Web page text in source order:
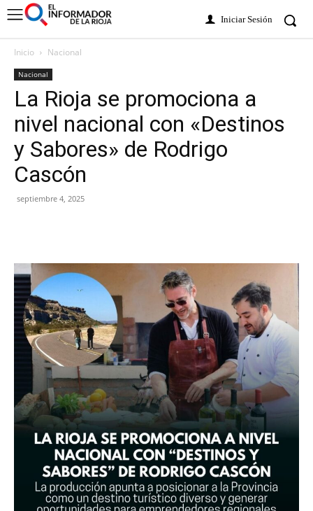
Iniciar Sesión
Inicio Nacional
Nacional
La Rioja se promociona a
nivel nacional con «Destinos
y Sabores» de Rodrigo
Cascón
septiembre 4, 2025